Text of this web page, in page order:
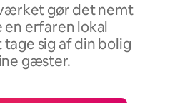
gør det nemt
erfaren lokal
sig af din bolig
gæster.